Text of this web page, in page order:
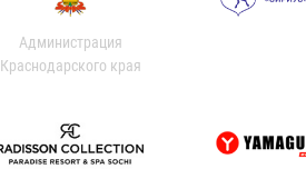
Администрация
Краснодарского края